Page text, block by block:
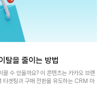
탈을 줄이는 방법
수 있을까요? 이 콘텐츠는 카카오 브랜
타겟팅과 구매 전환을 유도하는 CRM 마